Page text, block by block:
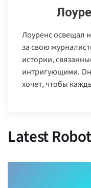
Лоуренс освещал
за свою
истории,
интригующими. Он
хочет, чтобы
Latest